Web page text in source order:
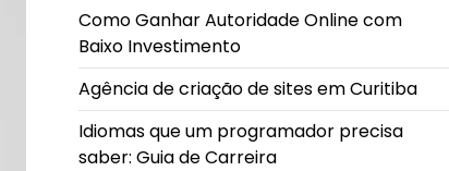
Como Ganhar Autoridade Online com
Baixo Investimento
Agência de criação de sites em Curitiba
Idiomas que um programador precisa
saber: Guia de Carreira